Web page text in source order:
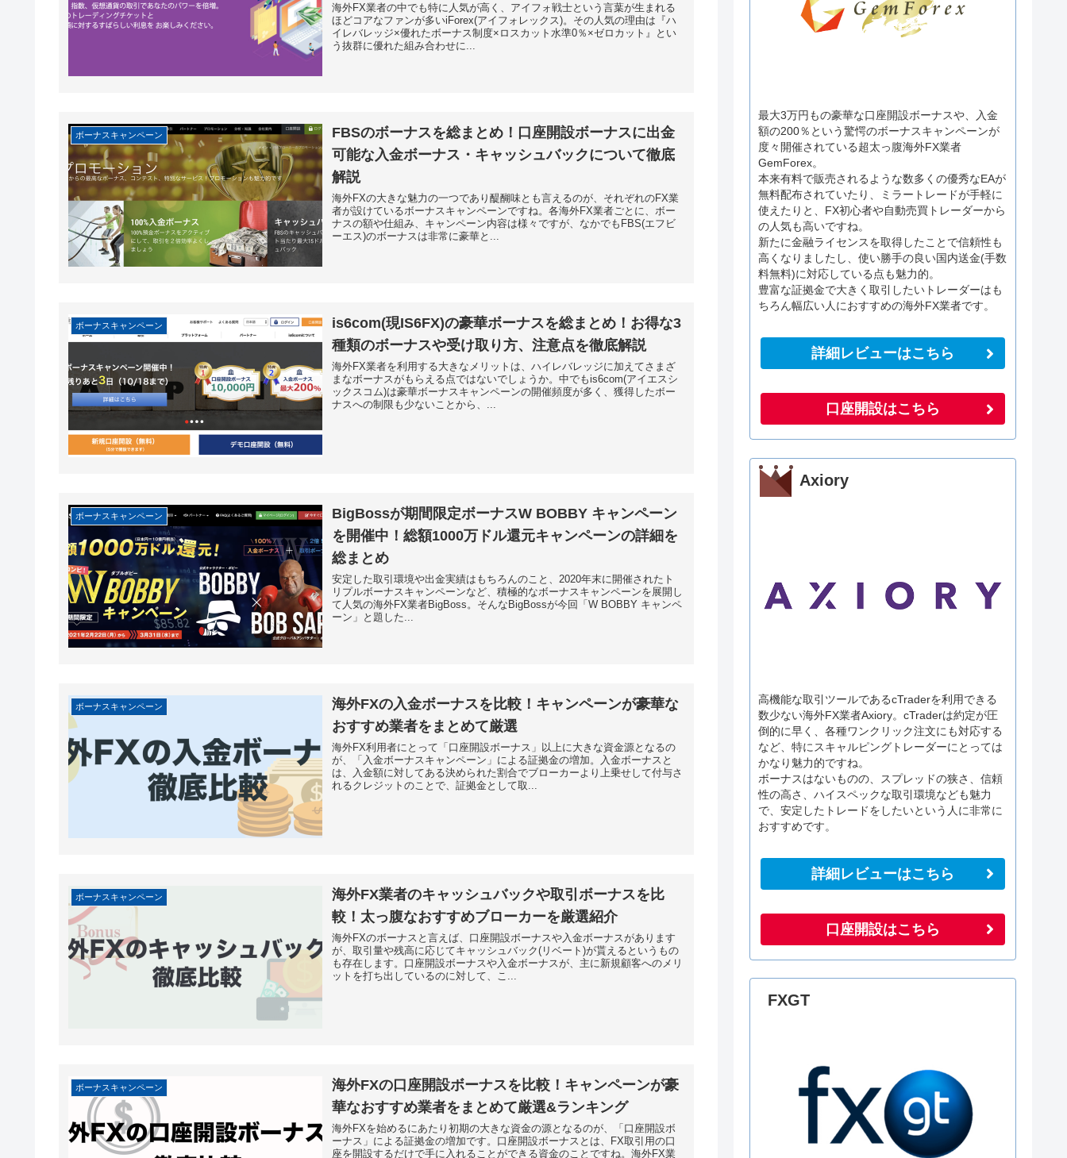
海外FX業者の中でも特に人気が高く、アイフォ戦士という言葉が生まれる
ほどコアなファンが多いiForex(アイフォレックス)。その人気の理由は『ハ
イレバレッジ×優れたボーナス制度×ロスカット水準0％×ゼロカット』とい
う抜群に優れた組み合わせに...
ボーナスキャンペーン
FBSのボーナスを総まとめ！口座開設ボーナスに出金
可能な入金ボーナス・キャッシュバックについて徹底
解説
海外FXの大きな魅力の一つであり醍醐味とも言えるのが、それぞれのFX業
者が設けているボーナスキャンペーンですね。各海外FX業者ごとに、ボー
ナスの額や仕組み、キャンペーン内容は様々ですが、なかでもFBS(エフビ
ーエス)のボーナスは非常に豪華と...
ボーナスキャンペーン
is6com(現IS6FX)の豪華ボーナスを総まとめ！お得な3
種類のボーナスや受け取り方、注意点を徹底解説
海外FX業者を利用する大きなメリットは、ハイレバレッジに加えてさまざ
まなボーナスがもらえる点ではないでしょうか。中でもis6com(アイエスシ
ックスコム)は豪華ボーナスキャンペーンの開催頻度が多く、獲得したボー
ナスへの制限も少ないことから、...
ボーナスキャンペーン
BigBossが期間限定ボーナスW BOBBY キャンペーン
を開催中！総額1000万ドル還元キャンペーンの詳細を
総まとめ
安定した取引環境や出金実績はもちろんのこと、2020年末に開催されたト
リプルボーナスキャンペーンなど、積極的なボーナスキャンペーンを展開し
て人気の海外FX業者BigBoss。そんなBigBossが今回「W BOBBY キャンペ
ーン」と題した...
ボーナスキャンペーン
海外FXの入金ボーナスを比較！キャンペーンが豪華な
おすすめ業者をまとめて厳選
海外FX利用者にとって「口座開設ボーナス」以上に大きな資金源となるの
が、「入金ボーナスキャンペーン」による証拠金の増加。入金ボーナスと
は、入金額に対してある決められた割合でブローカーより上乗せして付与さ
れるクレジットのことで、証拠金として取...
ボーナスキャンペーン
海外FX業者のキャッシュバックや取引ボーナスを比
較！太っ腹なおすすめブローカーを厳選紹介
海外FXのボーナスと言えば、口座開設ボーナスや入金ボーナスがあります
が、取引量や残高に応じてキャッシュバック(リベート)が貰えるというもの
も存在します。口座開設ボーナスや入金ボーナスが、主に新規顧客へのメリ
ットを打ち出しているのに対して、こ...
ボーナスキャンペーン
海外FXの口座開設ボーナスを比較！キャンペーンが豪
華なおすすめ業者をまとめて厳選&ランキング
海外FXを始めるにあたり初期の大きな資金の源となるのが、「口座開設ボ
ーナス」による証拠金の増加です。口座開設ボーナスとは、FX取引用の口
座を開設するだけで手に入れることができる資金のことですね。海外FX業
最大3万円もの豪華な口座開設ボーナスや、入金
額の200％という驚愕のボーナスキャンペーンが
度々開催されている超太っ腹海外FX業者
GemForex。
本来有料で販売されるような数多くの優秀なEAが
無料配布されていたり、ミラートレードが手軽に
使えたりと、FX初心者や自動売買トレーダーから
の人気も高いですね。
新たに金融ライセンスを取得したことで信頼性も
高くなりましたし、使い勝手の良い国内送金(手数
料無料)に対応している点も魅力的。
豊富な証拠金で大きく取引したいトレーダーはも
ちろん幅広い人におすすめの海外FX業者です。
詳細レビューはこちら
口座開設はこちら
Axiory
高機能な取引ツールであるcTraderを利用できる
数少ない海外FX業者Axiory。cTraderは約定が圧
倒的に早く、各種ワンクリック注文にも対応する
など、特にスキャルピングトレーダーにとっては
かなり魅力的ですね。
ボーナスはないものの、スプレッドの狭さ、信頼
性の高さ、ハイスペックな取引環境なども魅力
で、安定したトレードをしたいという人に非常に
おすすめです。
詳細レビューはこちら
口座開設はこちら
FXGT